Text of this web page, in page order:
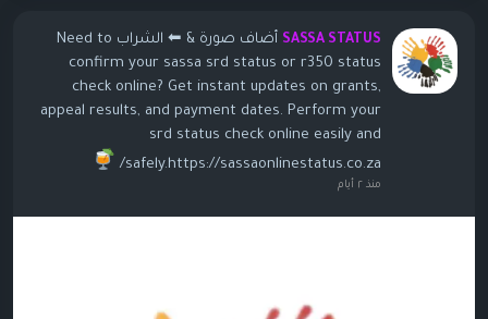
SASSA STATUS أضاف صورة
& ⬅ الشراب Need to
confirm your sassa srd status or r350 status
check online? Get instant updates on grants,
appeal results, and payment dates. Perform your
srd status check online easily and
safely.https://sassaonlinestatus.co.za/
منذ ٢ أيام